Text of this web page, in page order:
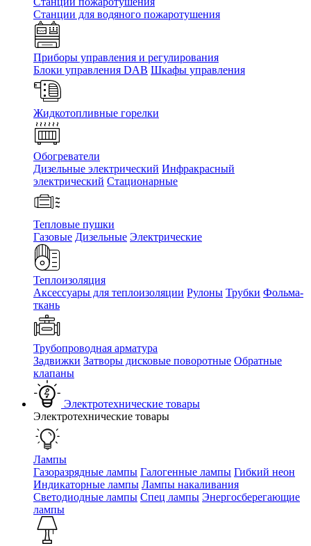
Станции для водяного пожаротушения
Приборы управления и регулирования
Блоки управления DAB Шкафы управления
Жидкотопливные горелки
Обогреватели
Дизельные электрический Инфракрасный
электрический Стационарные
Тепловые пушки
Газовые Дизельные Электрические
Теплоизоляция
Аксессуары для теплоизоляции Рулоны Трубки Фольма-
ткань
Трубопроводная арматура
Задвижки Затворы дисковые поворотные Обратные
клапаны
Электротехнические товары
Электротехнические товары
Лампы
Газоразрядные лампы Галогенные лампы Гибкий неон
Индикаторные лампы Лампы накаливания
Светодиодные лампы Спец лампы Энергосберегающие
лампы